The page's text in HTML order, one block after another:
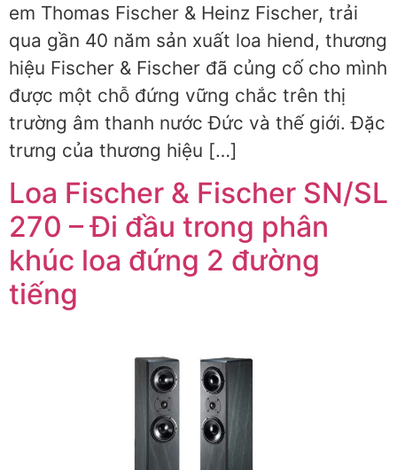
em Thomas Fischer & Heinz Fischer, trải
qua gần 40 năm sản xuất loa hiend, thương
hiệu Fischer & Fischer đã củng cố cho mình
được một chỗ đứng vững chắc trên thị
trường âm thanh nước Đức và thế giới. Đặc
trưng của thương hiệu […]
Loa Fischer & Fischer SN/SL
270 – Đi đầu trong phân
khúc loa đứng 2 đường
tiếng